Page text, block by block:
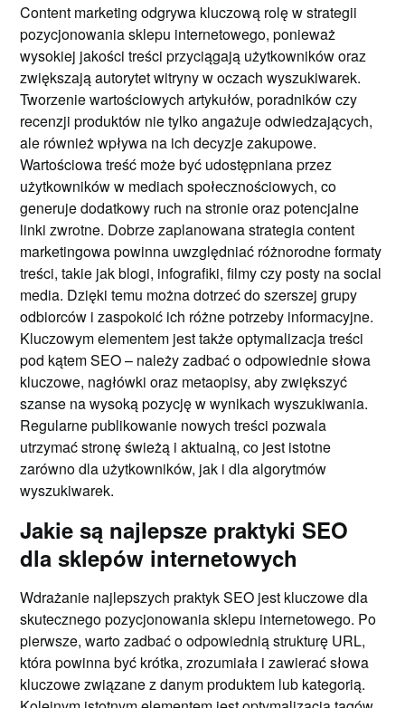
Content marketing odgrywa kluczową rolę w strategii
pozycjonowania sklepu internetowego, ponieważ
wysokiej jakości treści przyciągają użytkowników oraz
zwiększają autorytet witryny w oczach wyszukiwarek.
Tworzenie wartościowych artykułów, poradników czy
recenzji produktów nie tylko angażuje odwiedzających,
ale również wpływa na ich decyzje zakupowe.
Wartościowa treść może być udostępniana przez
użytkowników w mediach społecznościowych, co
generuje dodatkowy ruch na stronie oraz potencjalne
linki zwrotne. Dobrze zaplanowana strategia content
marketingowa powinna uwzględniać różnorodne formaty
treści, takie jak blogi, infografiki, filmy czy posty na social
media. Dzięki temu można dotrzeć do szerszej grupy
odbiorców i zaspokoić ich różne potrzeby informacyjne.
Kluczowym elementem jest także optymalizacja treści
pod kątem SEO – należy zadbać o odpowiednie słowa
kluczowe, nagłówki oraz metaopisy, aby zwiększyć
szanse na wysoką pozycję w wynikach wyszukiwania.
Regularne publikowanie nowych treści pozwala
utrzymać stronę świeżą i aktualną, co jest istotne
zarówno dla użytkowników, jak i dla algorytmów
wyszukiwarek.
Jakie są najlepsze praktyki SEO
dla sklepów internetowych
Wdrażanie najlepszych praktyk SEO jest kluczowe dla
skutecznego pozycjonowania sklepu internetowego. Po
pierwsze, warto zadbać o odpowiednią strukturę URL,
która powinna być krótka, zrozumiała i zawierać słowa
kluczowe związane z danym produktem lub kategorią.